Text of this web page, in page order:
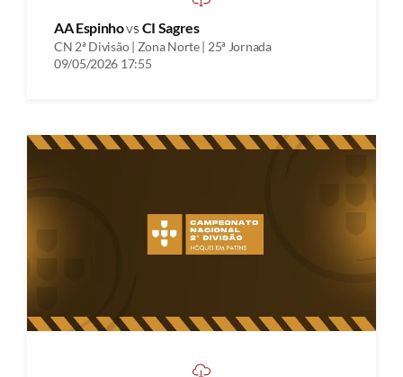
AA Espinhovs CI Sagres
CN 2ª Divisão | Zona Norte | 25ª Jornada
09/05/2026 17:55